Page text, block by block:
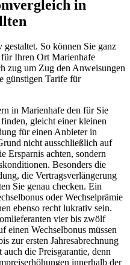
in
So können Sie ganz
Ihren Ort Marienhafe
zug um Zug den Anweisungen
günstigen Tarife für
in Marienhafe den für Sie
gleicht einer kleinen
für einen Anbieter in
nicht ausschließlich auf
Ersparnis achten, sondern
Besonders die
die Vertragsverlängerung
Sie genau checken. Ein
oder Wechselprämie
ebenso recht lukrativ sein.
vier bis zwölf
einen Wechselbonus müssen
zur ersten Jahresabrechnung
die Preisgarantie, denn
innerhalb der